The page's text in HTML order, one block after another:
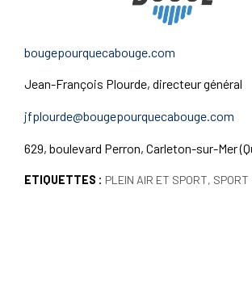
bougepourquecabouge.com
Jean-François Plourde, directeur général
jfplourde@bougepourquecabouge.com
629, boulevard Perron, Carleton-sur-Mer
ETIQUETTES : PLEIN AIR ET SPORT, SPORT